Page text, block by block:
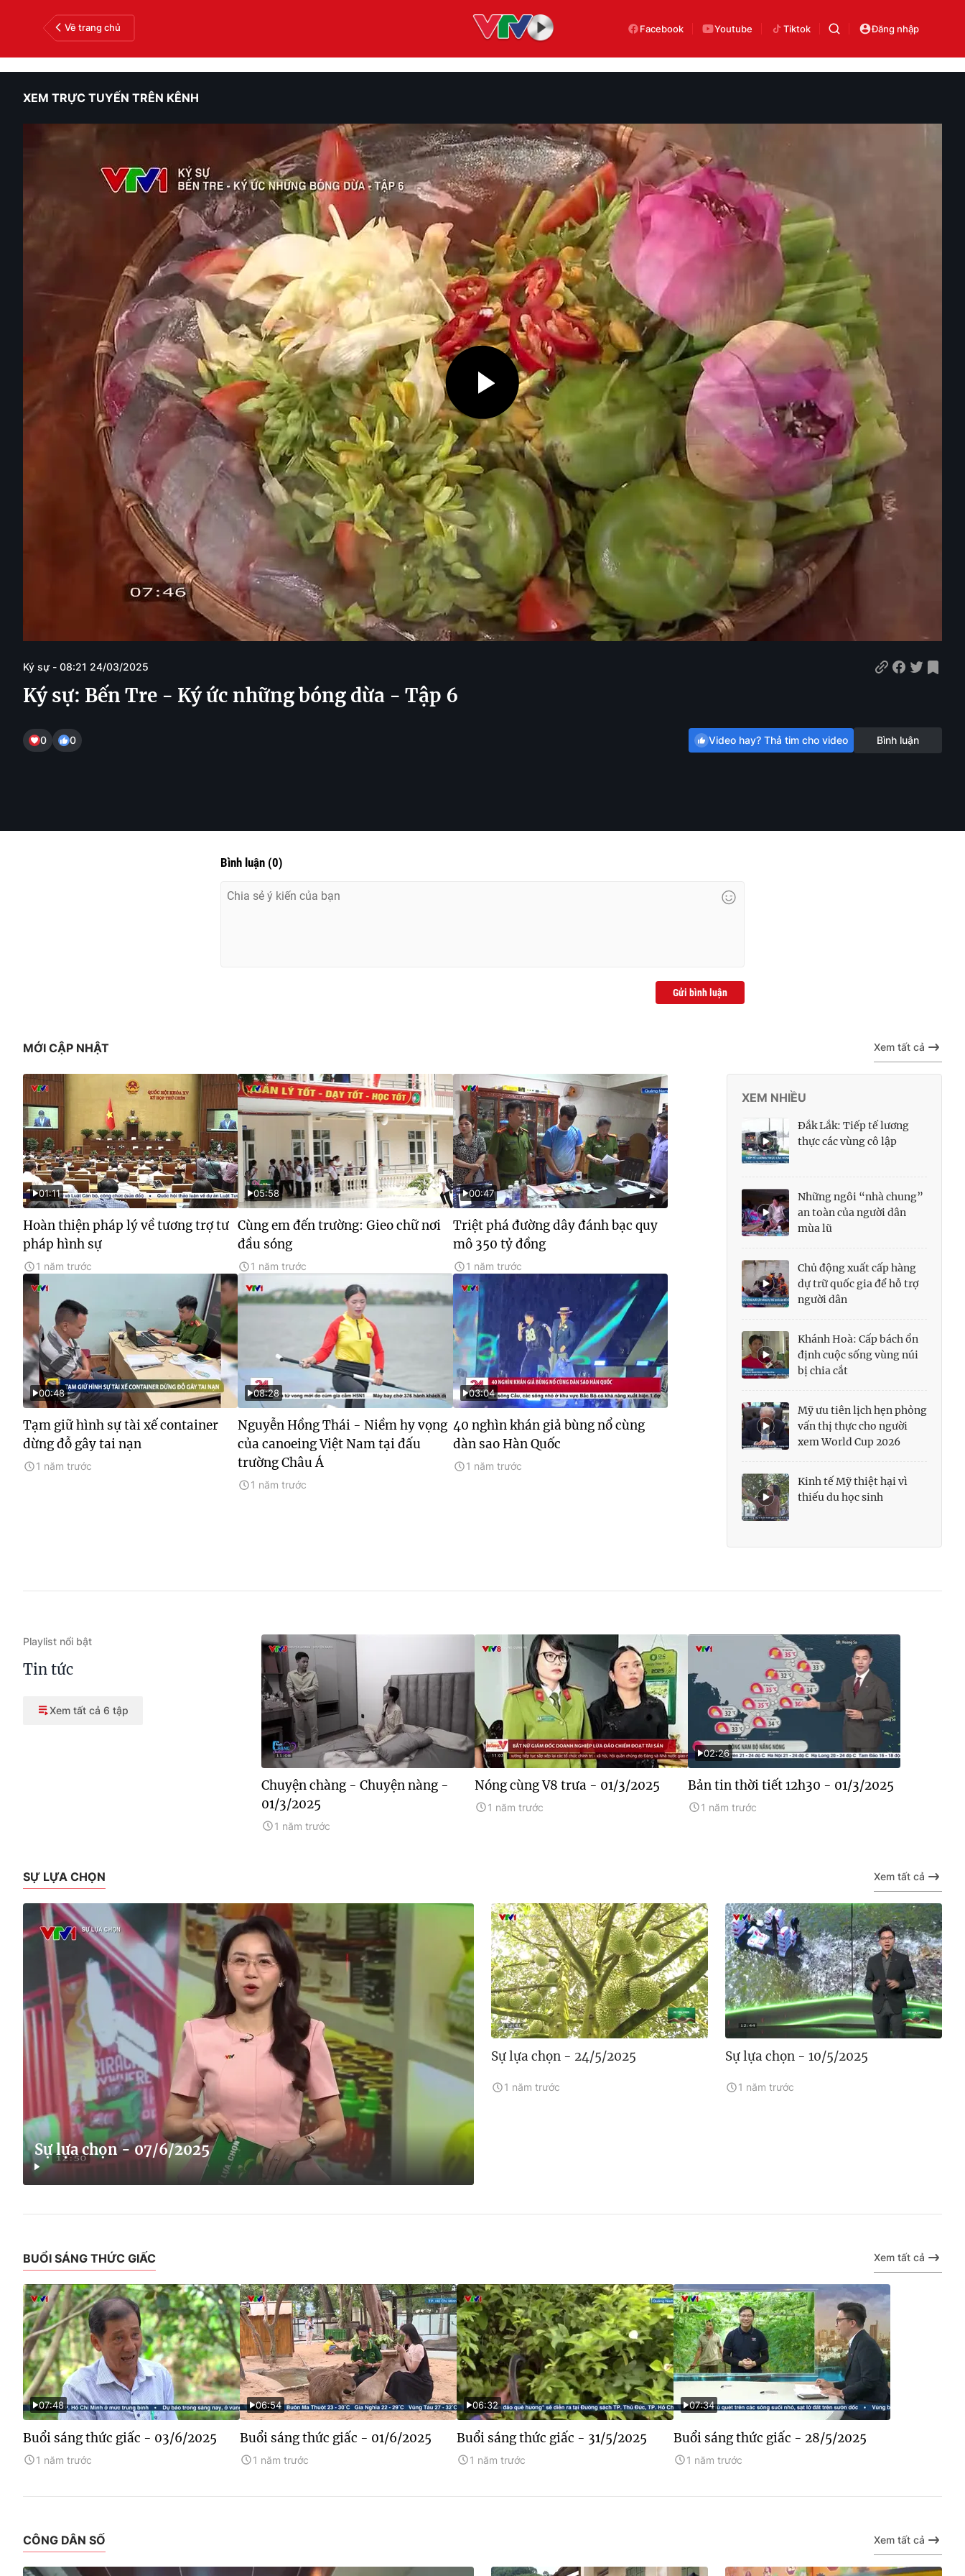
Về trang chủ Facebook Youtube Tiktok Đăng nhập
XEM TRỰC TUYẾN TRÊN KÊNH
Ký sự - 08:21 24/03/2025
Ký sự: Bến Tre - Ký ức những bóng dừa - Tập 6
0 0 Video hay? Thả tim cho video Bình luận
Bình luận (0)
Gửi bình luận
MỚI CẬP NHẬT Xem tất cả
01:11
Hoàn thiện pháp lý về tương trợ tư
pháp hình sự
1 năm trước
05:58
Cùng em đến trường: Gieo chữ nơi
đầu sóng
1 năm trước
00:47
Triệt phá đường dây đánh bạc quy
mô 350 tỷ đồng
1 năm trước
00:48
Tạm giữ hình sự tài xế container
dừng đỗ gây tai nạn
1 năm trước
08:28
Nguyễn Hồng Thái - Niềm hy vọng
của canoeing Việt Nam tại đấu
trường Châu Á
1 năm trước
03:04
40 nghìn khán giả bùng nổ cùng
dàn sao Hàn Quốc
1 năm trước
XEM NHIỀU
Đắk Lắk: Tiếp tế lương
thực các vùng cô lập
Những ngôi “nhà chung”
an toàn của người dân
mùa lũ
Chủ động xuất cấp hàng
dự trữ quốc gia để hỗ trợ
người dân
Khánh Hoà: Cấp bách ổn
định cuộc sống vùng núi
bị chia cắt
Mỹ ưu tiên lịch hẹn phỏng
vấn thị thực cho người
xem World Cup 2026
Kinh tế Mỹ thiệt hại vì
thiếu du học sinh
Playlist nổi bật
Tin tức
Xem tất cả 6 tập
Chuyện chàng - Chuyện nàng -
01/3/2025
1 năm trước
Nóng cùng V8 trưa - 01/3/2025
1 năm trước
02:26
Bản tin thời tiết 12h30 - 01/3/2025
1 năm trước
SỰ LỰA CHỌN Xem tất cả
Sự lựa chọn - 07/6/2025
Sự lựa chọn - 24/5/2025
1 năm trước
Sự lựa chọn - 10/5/2025
1 năm trước
BUỔI SÁNG THỨC GIẤC Xem tất cả
07:48
Buổi sáng thức giấc - 03/6/2025
1 năm trước
06:54
Buổi sáng thức giấc - 01/6/2025
1 năm trước
06:32
Buổi sáng thức giấc - 31/5/2025
1 năm trước
07:34
Buổi sáng thức giấc - 28/5/2025
1 năm trước
CÔNG DÂN SỐ Xem tất cả